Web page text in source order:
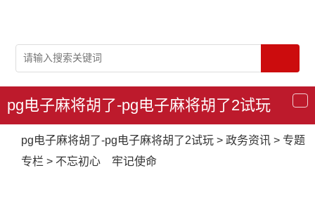
导
航
pg电子麻将胡了-pg电子麻将胡了2试玩
pg电子麻将胡了-pg电子麻将胡了2试玩 > 政务资讯 > 专题
专栏 > 不忘初心 牢记使命